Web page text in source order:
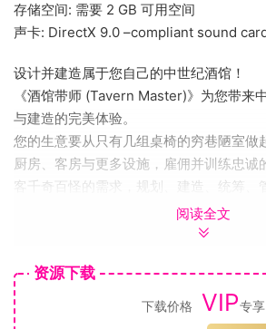
存储空间: 需要 2 GB 可用空间
声卡: DirectX 9.0 –compliant sound
设计并建造属于您自己的中世纪酒馆！
《酒馆带师 (Tavern Master)》为您带来
与建造的完美体验。
您的生意要从只有几组桌椅的穷巷陋室做
厨房、客房与更多设施，雇佣并训练忠诚
客千奇百怪的需求，规划、建造、统筹
建造厨房，招募大厨，烹饪各色美味佳肴
阅读全文
资源下载
下载价格 VIP专享